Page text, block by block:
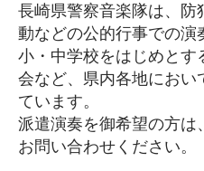
長崎県警察音楽隊は、
動などの公的行事での演
小・中学校をはじめとす
会など、県内各地におい
ています。
派遣演奏を御希望の方
お問い合わせください。